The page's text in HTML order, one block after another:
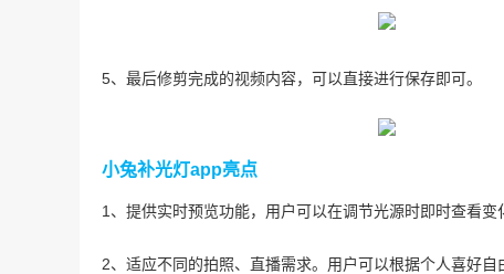
5、最后修剪完成的视频内容，可以直接进行保存即可。
小兔补光灯app亮点
1、提供实时预览功能，用户可以在调节光源时即时查看变
2、适应不同的拍照、直播需求。用户可以根据个人喜好自